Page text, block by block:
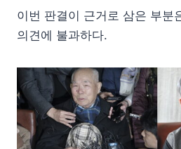
이번 판결이 근거로 삼은 부분
의견에 불과하다.